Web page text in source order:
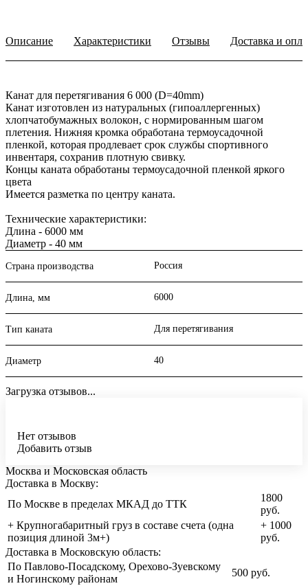
Описание Характеристики Отзывы Доставка и
Канат для перетягивания 6 000 (D=40mm)
Канат изготовлен из натуральных (гипоаллергенных)
хлопчатобумажных волокон, с нормированным шагом
плетения. Нижняя кромка обработана термоусадочной
пленкой, которая продлевает срок службы спортивного
инвентаря, сохранив плотную свивку.
Концы каната обработаны термоусадочной пленкой яркого
цвета
Имеется разметка по центру каната.
Технические характеристики:
Длина - 6000 мм
Диаметр - 40 мм
Страна производства Россия
Длина, мм 6000
Тип каната Для перетягивания
Диаметр 40
Загрузка отзывов...
Нет отзывов
Добавить отзыв
Москва и Московская область
Доставка в Москву:
По Москве в пределах МКАД до ТТК
1800
руб.
+ Крупногабаритный груз в составе счета (одна
позиция длиной 3м+)
+ 1000
руб.
Доставка в Московскую область:
По Павлово-Посадскому, Орехово-Зуевскому
и Ногинскому районам
500 руб.